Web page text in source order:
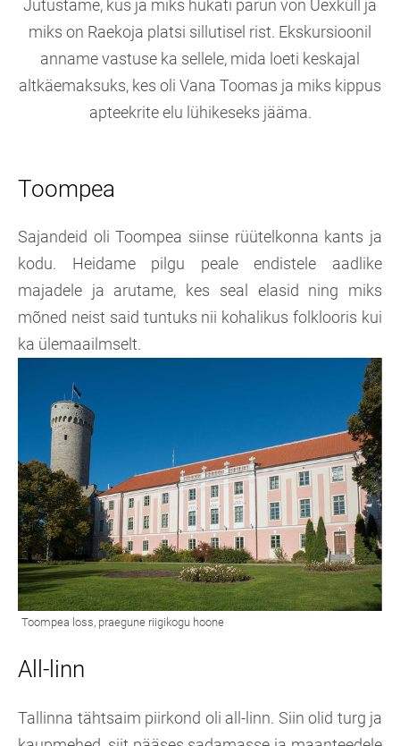
Jutustame, kus ja miks hukati parun von Uexküll ja
miks on Raekoja platsi sillutisel rist. Ekskursioonil
anname vastuse ka sellele, mida loeti keskajal
altkäemaksuks, kes oli Vana Toomas ja miks kippus
apteekrite elu lühikeseks jääma.
Toompea
Sajandeid oli Toompea siinse rüütelkonna kants ja
kodu. Heidame pilgu peale endistele aadlike
majadele ja arutame, kes seal elasid ning miks
mõned neist said tuntuks nii kohalikus folklooris kui
ka ülemaailmselt.
All-linn
Tallinna tähtsaim piirkond oli all-linn. Siin olid turg ja